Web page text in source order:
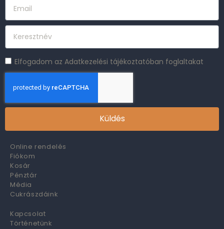
Elfogadom az Adatkezelési tájékoztatóban foglaltakat
Küldés
Online rendelés
Fiókom
Kosár
Pénztár
Média
Cukrászdáink
Kapcsolat
Történetünk